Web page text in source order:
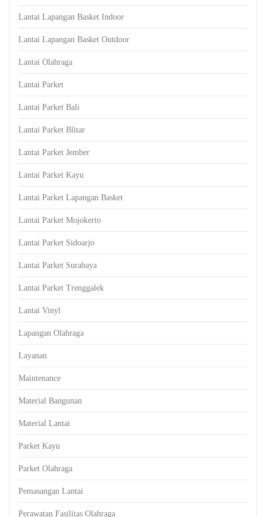
Lantai Lapangan Basket Indoor
Lantai Lapangan Basket Outdoor
Lantai Olahraga
Lantai Parket
Lantai Parket Bali
Lantai Parket Blitar
Lantai Parket Jember
Lantai Parket Kayu
Lantai Parket Lapangan Basket
Lantai Parket Mojokerto
Lantai Parket Sidoarjo
Lantai Parket Surabaya
Lantai Parket Trenggalek
Lantai Vinyl
Lapangan Olahraga
Layanan
Maintenance
Material Bangunan
Material Lantai
Parket Kayu
Parket Olahraga
Pemasangan Lantai
Perawatan Fasilitas Olahraga